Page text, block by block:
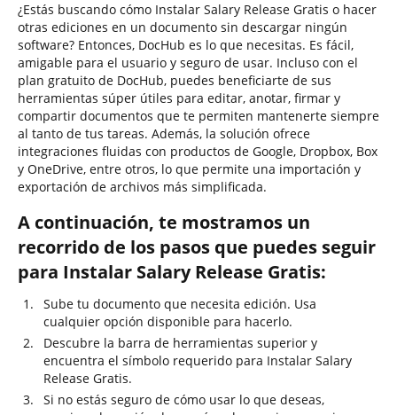
¿Estás buscando cómo Instalar Salary Release Gratis o hacer
otras ediciones en un documento sin descargar ningún
software? Entonces, DocHub es lo que necesitas. Es fácil,
amigable para el usuario y seguro de usar. Incluso con el
plan gratuito de DocHub, puedes beneficiarte de sus
herramientas súper útiles para editar, anotar, firmar y
compartir documentos que te permiten mantenerte siempre
al tanto de tus tareas. Además, la solución ofrece
integraciones fluidas con productos de Google, Dropbox, Box
y OneDrive, entre otros, lo que permite una importación y
exportación de archivos más simplificada.
A continuación, te mostramos un
recorrido de los pasos que puedes seguir
para Instalar Salary Release Gratis:
Sube tu documento que necesita edición. Usa
cualquier opción disponible para hacerlo.
Descubre la barra de herramientas superior y
encuentra el símbolo requerido para Instalar Salary
Release Gratis.
Si no estás seguro de cómo usar lo que deseas,